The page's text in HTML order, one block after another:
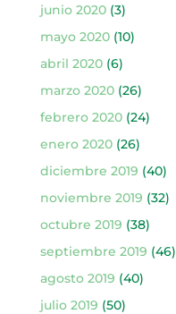
junio 2020(3)
mayo 2020(10)
abril 2020(6)
marzo 2020(26)
febrero 2020(24)
enero 2020(26)
diciembre 2019 (40)
noviembre 2019 (32)
octubre 2019 (38)
septiembre 2019 (46)
agosto 2019 (40)
julio 2019 (50)